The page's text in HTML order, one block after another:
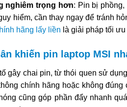
nghiêm trọng hơn: Pin bị
hiểm, cần thay ngay để tránh
hãng lấy liền là giải pháp tối
khiến pin laptop MSI
gây chai pin, từ thói quen sử
chính hãng hoặc không
cũng góp phần đẩy nhanh